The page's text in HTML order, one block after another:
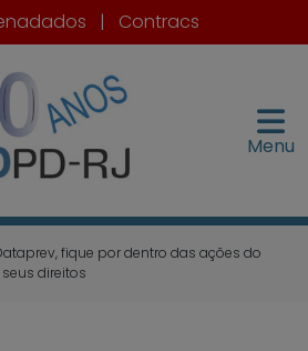
| Contracs
Menu
fique por dentro das ações do
direitos